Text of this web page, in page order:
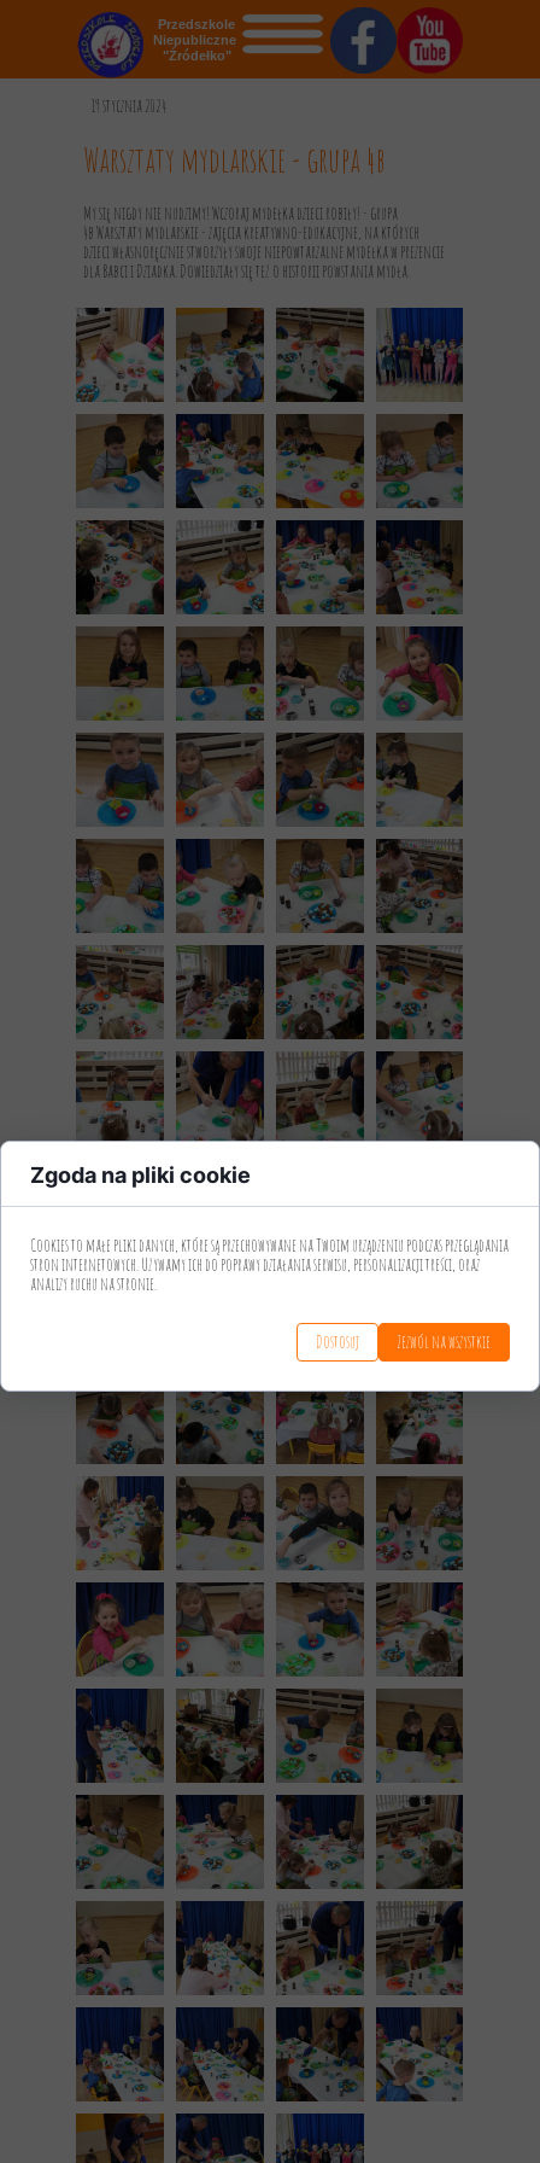
STRONA GŁÓWNA
OGŁOSZENIA
REKRUTACJA
GALERIA
KONTAKT
DOKUMENTY
Przedszkole
Niepubliczne
"Źródełko"
19 stycznia 2024
Warsztaty mydlarskie - grupa 4b
My się nigdy nie nudzimy! Wczoraj mydełka dzieci robiły! - grupa
4b Warsztaty mydlarskie - zajęcia kreatywno-edukacyjne, na których
dzieci własnoręcznie stworzyły swoje niepowtarzalne mydełka w prezencie
dla Babci i Dziadka. Dowiedziały się też o historii powstania mydła.
Zgoda na pliki cookie
Cookies to małe pliki danych, które są przechowywane na Twoim urządzeniu podczas przeglądania
stron internetowych. Używamy ich do poprawy działania serwisu, personalizacji treści, oraz
analizy ruchu na stronie.
Dostosuj Zezwól na wszystkie